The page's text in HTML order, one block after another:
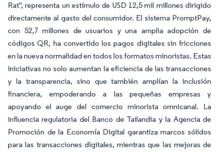
Rat", representa un estímulo de USD 12,5 mil millones dirigido
directamente al gasto del consumidor. El sistema PromptPay,
con 52,7 millones de usuarios y una amplia adopción de
códigos QR, ha convertido los pagos digitales sin fricciones
en la nueva normalidad en todos los formatos minoristas. Estas
iniciativas no solo aumentan la eficiencia de las transacciones
y la transparencia, sino que también amplían la inclusión
financiera, empoderando a las pequeñas empresas y
apoyando el auge del comercio minorista omnicanal. La
influencia regulatoria del Banco de Tailandia y la Agencia de
Promoción de la Economía Digital garantiza marcos sólidos
para las transacciones digitales, mientras que las mejoras de